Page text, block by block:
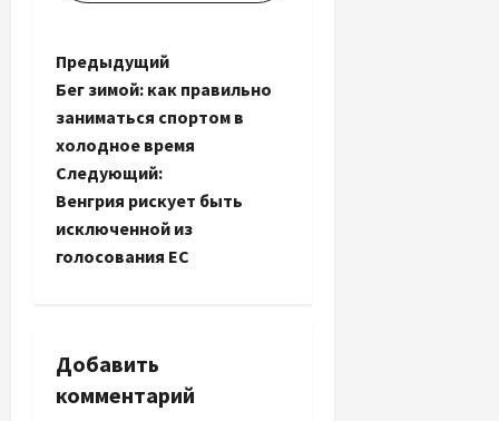
Н
а
в
и
г
ц
и
Предыдущий
Бег зимой: как правильно
заниматься спортом в
холодное время
Следующий:
Венгрия рискует быть
исключенной из
голосования ЕС
Добавить
комментарий